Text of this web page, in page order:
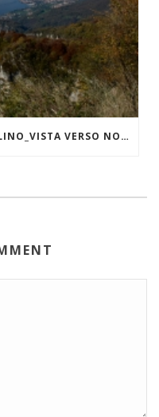
PIANI DEI RESINELLI_ FORCELLINO_VISTA VERSO NORD